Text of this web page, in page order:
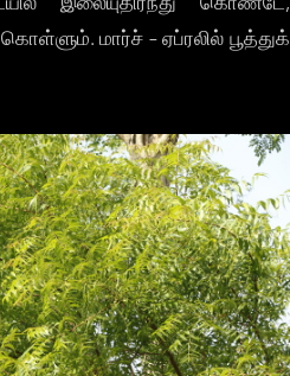
இலையுதிர்ந்து கொண்டே,
மார்ச் – ஏப்ரலில் பூத்துக்